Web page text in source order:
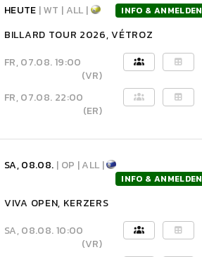
HEUTE | WT | ALL | INFO & ANMELDEN
BILLARD TOUR 2026, VÉTROZ
FR, 07.08. 19:00
(VR)
FR, 07.08. 22:00
(ER)
SA, 08.08. | OP | ALL |
INFO & ANMELDEN
VIVA OPEN, KERZERS
SA, 08.08. 10:00
(VR)